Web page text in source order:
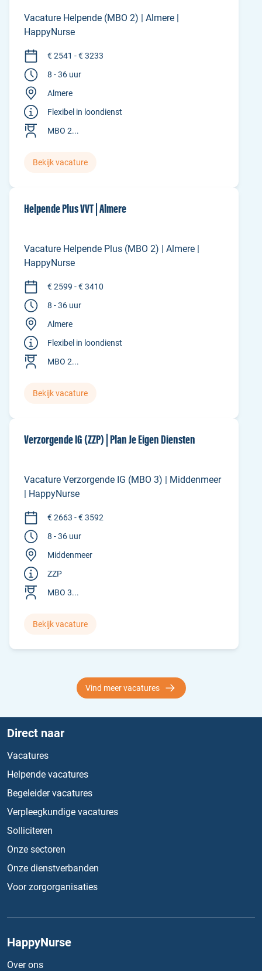
Vacature Helpende (MBO 2) | Almere |
HappyNurse
€ 2541 - € 3233
8 - 36 uur
Almere
Flexibel in loondienst
MBO 2...
Bekijk vacature
Helpende Plus VVT | Almere
Vacature Helpende Plus (MBO 2) | Almere |
HappyNurse
€ 2599 - € 3410
8 - 36 uur
Almere
Flexibel in loondienst
MBO 2...
Bekijk vacature
Verzorgende IG (ZZP) | Plan Je Eigen Diensten
Vacature Verzorgende IG (MBO 3) | Middenmeer
| HappyNurse
€ 2663 - € 3592
8 - 36 uur
Middenmeer
ZZP
MBO 3...
Bekijk vacature
Vind meer vacatures
Direct naar
Vacatures
Helpende vacatures
Begeleider vacatures
Verpleegkundige vacatures
Solliciteren
Onze sectoren
Onze dienstverbanden
Voor zorgorganisaties
HappyNurse
Over ons